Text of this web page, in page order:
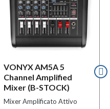
VONYX AM5A 5
Channel Amplified
Mixer (B-STOCK)
Mixer Amplificato Attivo